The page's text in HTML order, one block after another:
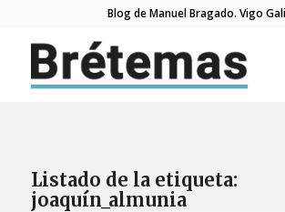
Blog de Manuel Bragado. Vigo
Listado de la etiqueta:
joaquín_almunia